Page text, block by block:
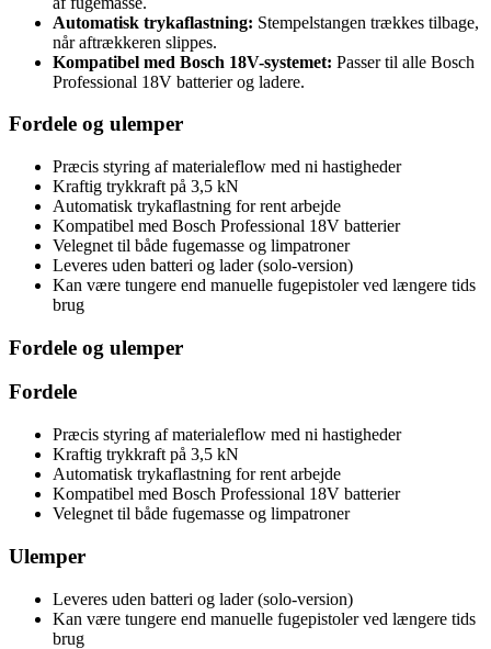
Automatisk trykaflastning: Stempelstangen trækkes tilbage,
når aftrækkeren slippes.
Kompatibel med Bosch 18V-systemet: Passer til alle Bosch
Professional 18V batterier og ladere.
Fordele og ulemper
Præcis styring af materialeflow med ni hastigheder
Kraftig trykkraft på 3,5 kN
Automatisk trykaflastning for rent arbejde
Kompatibel med Bosch Professional 18V batterier
Velegnet til både fugemasse og limpatroner
Leveres uden batteri og lader (solo-version)
Kan være tungere end manuelle fugepistoler ved længere tids
brug
Fordele og ulemper
Fordele
Præcis styring af materialeflow med ni hastigheder
Kraftig trykkraft på 3,5 kN
Automatisk trykaflastning for rent arbejde
Kompatibel med Bosch Professional 18V batterier
Velegnet til både fugemasse og limpatroner
Ulemper
Leveres uden batteri og lader (solo-version)
Kan være tungere end manuelle fugepistoler ved længere tids
brug